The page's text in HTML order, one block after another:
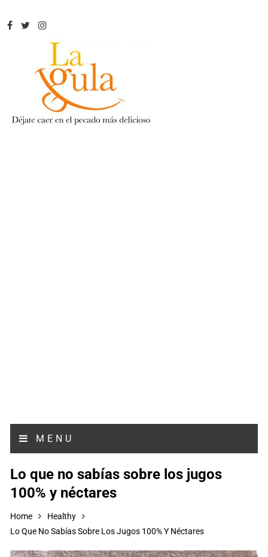
MENU
Lo que no sabías sobre los jugos
100% y néctares
Home
Healthy
Lo Que No Sabías Sobre Los Jugos 100% Y Néctares